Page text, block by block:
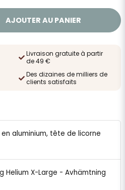
AJOUTER AU PANIER
Livraison gratuite à partir
de 49 €
Des dizaines de milliers de
clients satisfaits
en aluminium, tête de licorne
Helium X-Large - Avhämtning